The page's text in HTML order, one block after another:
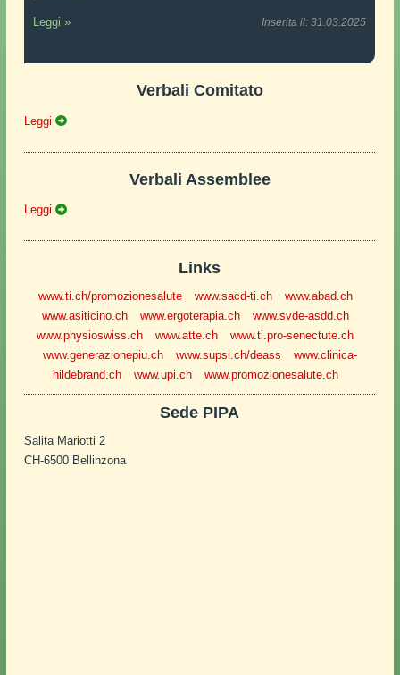
Leggi » Inserita il: 31.03.2025
Verbali Comitato
Leggi
Verbali Assemblee
Leggi
Links
www.ti.ch/promozionesalute www.sacd-ti.ch
www.abad.ch
www.asiticino.ch
www.ergoterapia.ch
www.svde-asdd.ch
www.physioswiss.ch
www.atte.ch
www.ti.pro-senectute.ch
www.generazionepiu.ch
www.supsi.ch/deass
www.clinica-
hildebrand.ch
www.upi.ch www.promozionesalute.ch
Sede PIPA
Salita Mariotti 2
CH-6500 Bellinzona